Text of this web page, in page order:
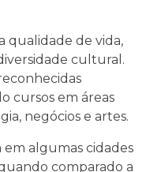
qualidade de vida,
cultural.
cursos em áreas
negócios e artes.
em algumas cidades
comparado a